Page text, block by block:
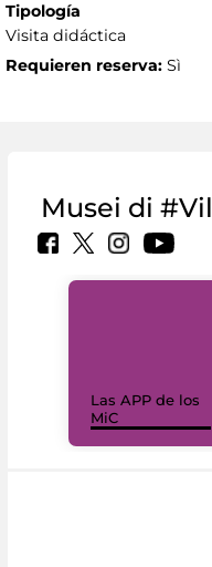
Tipología
Visita didáctica
Requieren reserva: Sì
Musei di
Las APP de los
MiC